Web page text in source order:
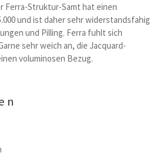
Ferra-Struktur-Samt hat einen
und ist daher sehr widerstandsfahig
und Pilling. Ferra fuhlt sich
sehr weich an, die Jacquard-
voluminosen Bezug.